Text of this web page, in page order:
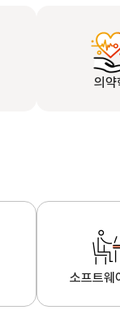
의약
소프트웨